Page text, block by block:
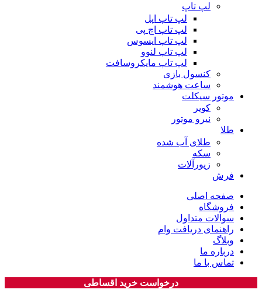
لپ تاپ
لپ تاپ اپل
لپ تاپ اچ پی
لپ تاپ ایسوس
لپ تاپ لنوو
لپ تاپ مایکروسافت
کنسول بازی
ساعت هوشمند
موتور سیکلت
کویر
نیرو موتور
طلا
طلای آب شده
سکه
زیورآلات
فرش
صفحه اصلی
فروشگاه
سوالات متداول
راهنمای دریافت وام
وبلاگ
درباره ما
تماس با ما
درخواست خرید اقساطی